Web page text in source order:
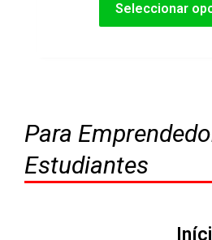
Seleccionar
Para
Estudiantes